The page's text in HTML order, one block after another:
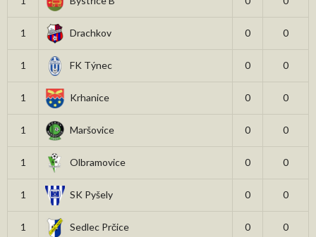
1 Drachkov 0 0
1 FK Týnec 0 0
1 Krhanice 0 0
1 Maršovice 0 0
1 Olbramovice 0 0
1 SK Pyšely 0 0
1 Sedlec Prčice 0 0